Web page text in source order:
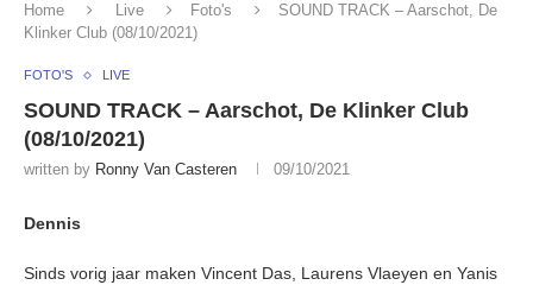
Home Live Foto's
SOUND TRACK – Aarschot, De
Klinker Club (08/10/2021)
FOTO'S LIVE
SOUND TRACK – Aarschot, De Klinker Club
(08/10/2021)
written by Ronny Van Casteren 09/10/2021
Dennis
Sinds vorig jaar maken Vincent Das, Laurens Vlaeyen en Yanis